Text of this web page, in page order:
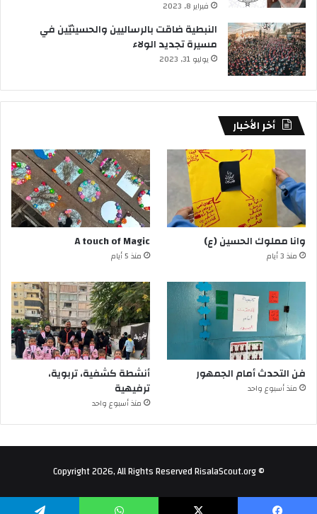
فبراير 8, 2023
النبطية ضاقت بالرساليين والحسينيّين في
مسيرة تجديد الولاء
يوليو 31, 2023
أخر الأخبار
وانا مملوك الحسين (ع)
منذ 3 أيام
A touch of Magic
منذ 5 أيام
فن التحدث أمام الجمهور
منذ أسبوع واحد
أنشطة كشفية، تربوية،
ترفيهية
منذ أسبوع واحد
© Copyright 2026, All Rights Reserved RisalaScout.org